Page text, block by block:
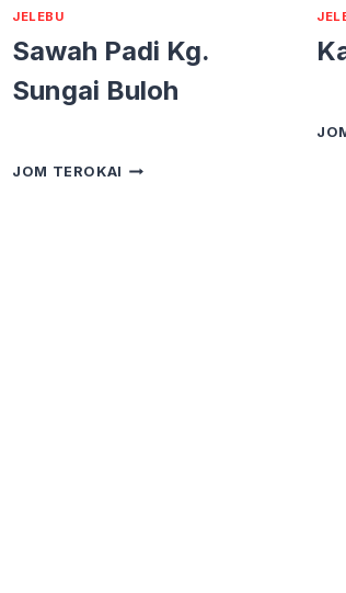
JELEBU
Sawah Padi Kg.
Sungai Buloh
JOM TEROKAI SAWAH